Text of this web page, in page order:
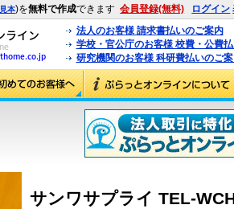
見本)を無料で作成できます 会員登録(無料) ログイン
法人のお客様 請求書払いのご案内
学校・官公庁のお客様 校費・公費
研究機関のお客様 科研費払いのご
サンワサプライ TEL-